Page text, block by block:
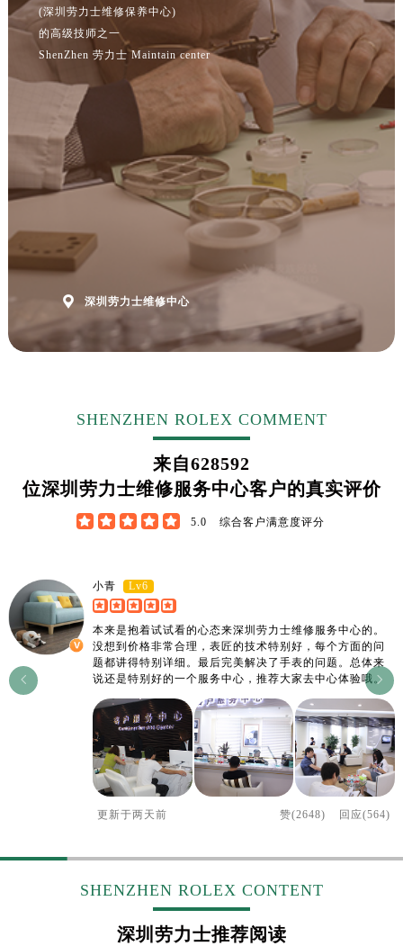
(深圳劳力士维修保养中心)
的高级技师之一
ShenZhen 劳力士 Maintain center
 深圳劳力士维修中心
SHENZHEN ROLEX COMMENT
来自628592
位深圳劳力士维修服务中心客户的真实评价
     5.0 综合客户满意度评分
小青 Lv6
本来是抱着试试看的心态来深圳劳力士维修服务中心的。
没想到价格非常合理，表匠的技术特别好，每个方面的问
题都讲得特别详细。最后完美解决了手表的问题。总体来
说还是特别好的一个服务中心，推荐大家去中心体验哦。
更新于两天前 赞(2648) 回应(564)


SHENZHEN ROLEX CONTENT
深圳劳力士推荐阅读